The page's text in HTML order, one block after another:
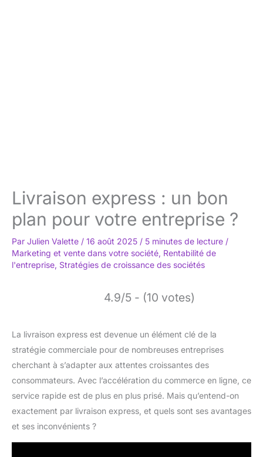
Livraison express : un bon
plan pour votre entreprise ?
Par Julien Valette / 16 août 2025 / 5 minutes de lecture /
Marketing et vente dans votre société, Rentabilité de
l'entreprise, Stratégies de croissance des sociétés
4.9/5 - (10 votes)
La livraison express est devenue un élément clé de la
stratégie commerciale pour de nombreuses entreprises
cherchant à s’adapter aux attentes croissantes des
consommateurs. Avec l’accélération du commerce en ligne, ce
service rapide est de plus en plus prisé. Mais qu’entend-on
exactement par livraison express, et quels sont ses avantages
et ses inconvénients ?